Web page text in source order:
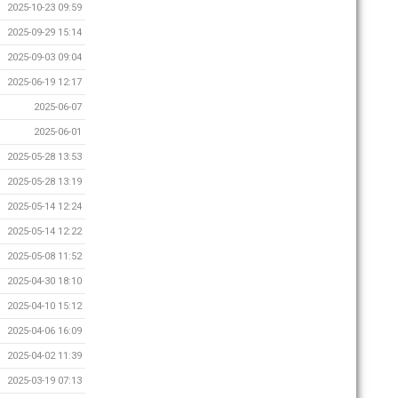
2025-10-23 09:59
2025-09-29 15:14
2025-09-03 09:04
2025-06-19 12:17
2025-06-07
2025-06-01
2025-05-28 13:53
2025-05-28 13:19
2025-05-14 12:24
2025-05-14 12:22
2025-05-08 11:52
2025-04-30 18:10
2025-04-10 15:12
2025-04-06 16:09
2025-04-02 11:39
2025-03-19 07:13